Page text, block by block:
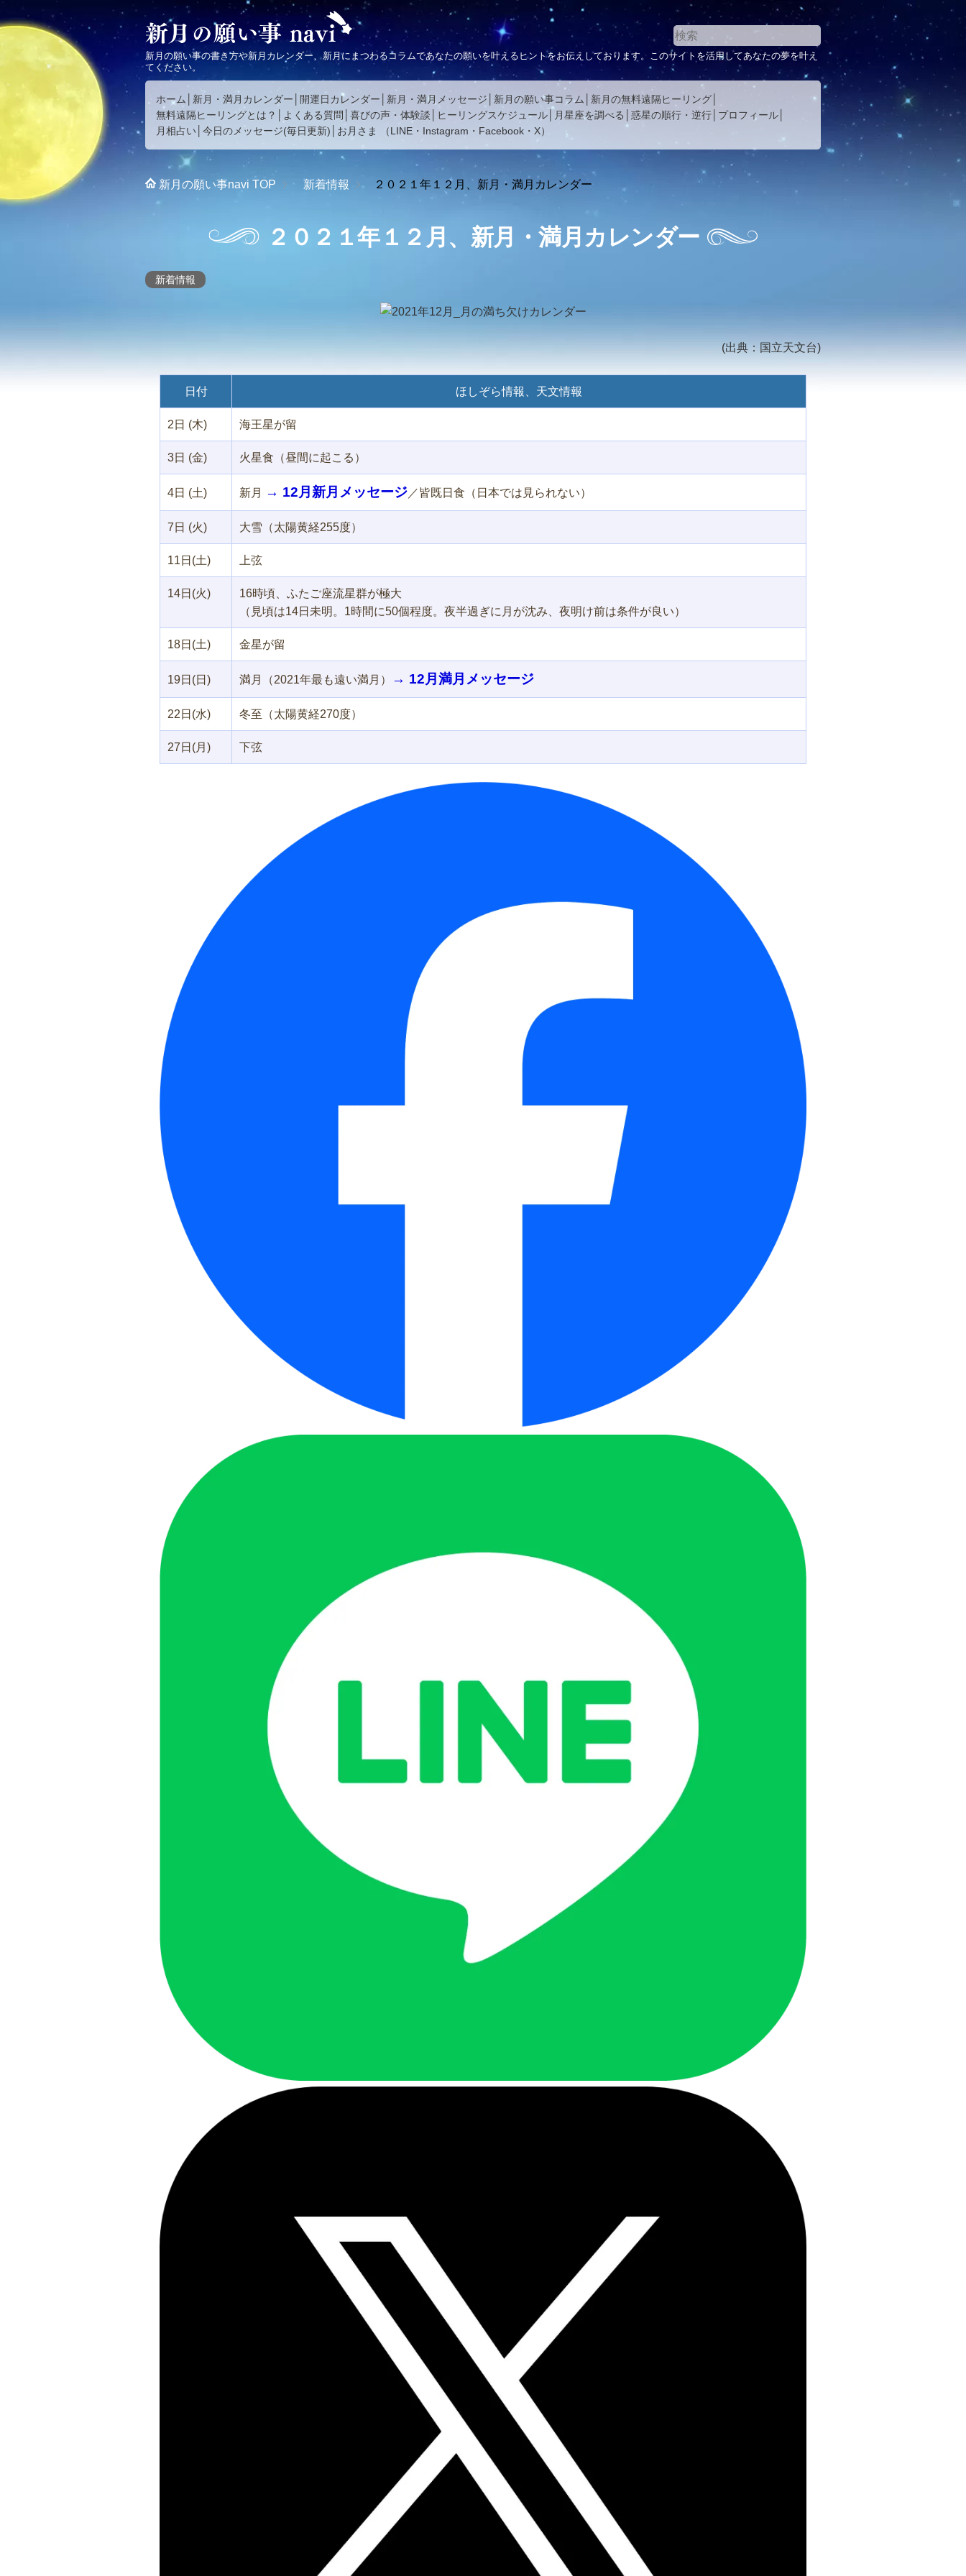
新月の願い事の書き方や新月カレンダー、新月にまつわるコラムであなたの願いを叶えるヒントをお伝えしております。このサイトを活用してあなたの夢を叶え
てください。
ホーム 新月・満月カレンダー 開運日カレンダー 新月・満月メッセージ 新月の願い事コラム
新月の無料遠隔ヒーリング
無料遠隔ヒーリングとは？
よくある質問 喜びの声・体験談 ヒーリングスケジュール 月星座を調べる 惑星の順行・逆行
プロフィール
月相占い 今日のメッセージ(毎日更新) お月さま （LINE ・ Instagram ・ Facebook ・ X）
新月の願い事navi TOP 新着情報 ２０２１年１２月、新月・満月カレンダー
２０２１年１２月、新月・満月カレンダー
新着情報
(出典：国立天文台)
日付 ほしぞら情報、天文情報
2日 (木) 海王星が留
3日 (金) 火星食（昼間に起こる）
4日 (土) 新月 → 12月新月メッセージ ／皆既日食（日本では見られない）
7日 (火) 大雪（太陽黄経255度）
11日(土) 上弦
14日(火)
16時頃、ふたご座流星群が極大
（見頃は14日未明。1時間に50個程度。夜半過ぎに月が沈み、夜明け前は条件が良い）
18日(土) 金星が留
19日(日) 満月（2021年最も遠い満月） → 12月満月メッセージ
22日(水) 冬至（太陽黄経270度）
27日(月) 下弦